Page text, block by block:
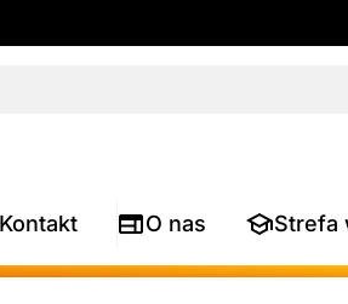
Kontakt O nas Strefa